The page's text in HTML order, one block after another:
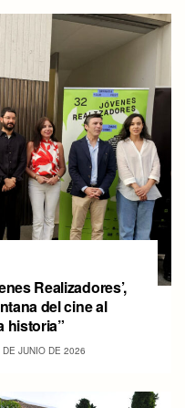
Realizadores’,
del cine al
historia”
DE JUNIO DE 2026